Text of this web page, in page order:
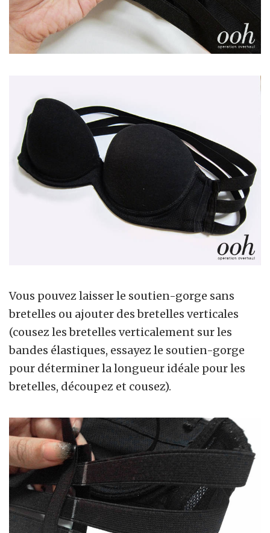
Vous pouvez laisser le soutien-gorge sans
bretelles ou ajouter des bretelles verticales
(cousez les bretelles verticalement sur les
bandes élastiques, essayez le soutien-gorge
pour déterminer la longueur idéale pour les
bretelles, découpez et cousez).